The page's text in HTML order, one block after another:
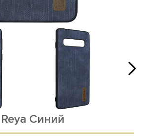
Reya Синий